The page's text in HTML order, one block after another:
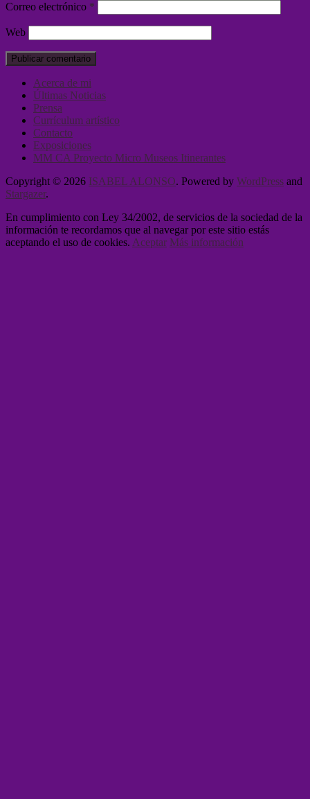
Correo electrónico *
Web
Acerca de mi
Últimas Noticias
Prensa
Currículum artístico
Contacto
Exposiciones
MM CA Proyecto Micro Museos Itinerantes
Copyright © 2026 ISABEL ALONSO. Powered by WordPress and
Stargazer.
En cumplimiento con Ley 34/2002, de servicios de la sociedad de la
información te recordamos que al navegar por este sitio estás
aceptando el uso de cookies. Aceptar Más información